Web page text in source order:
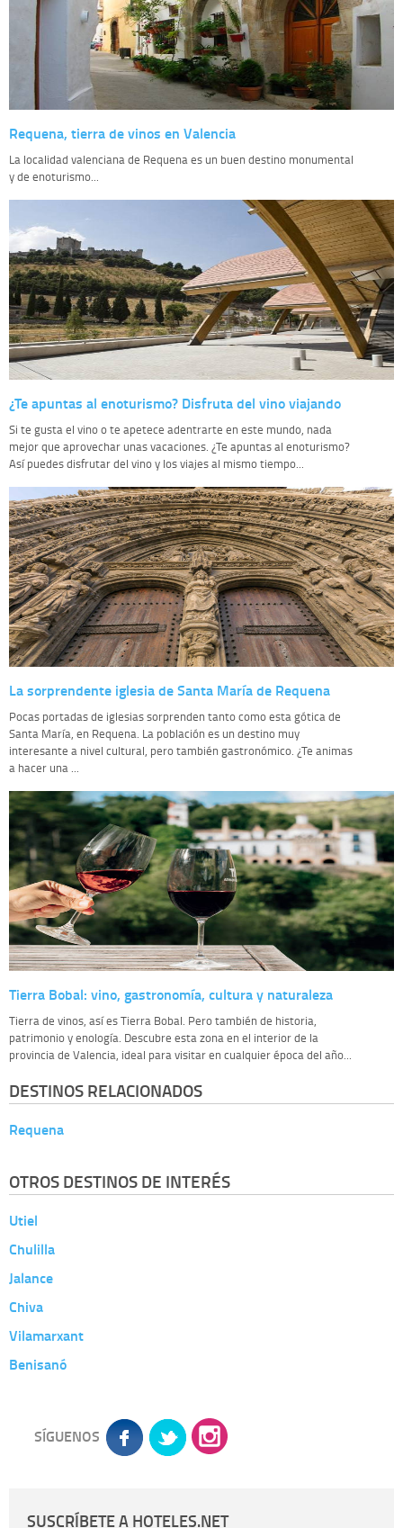
Requena, tierra de vinos en Valencia
La localidad valenciana de Requena es un buen destino monumental
y de enoturismo...
¿Te apuntas al enoturismo? Disfruta del vino viajando
Si te gusta el vino o te apetece adentrarte en este mundo, nada
mejor que aprovechar unas vacaciones. ¿Te apuntas al enoturismo?
Así puedes disfrutar del vino y los viajes al mismo tiempo...
La sorprendente iglesia de Santa María de Requena
Pocas portadas de iglesias sorprenden tanto como esta gótica de
Santa María, en Requena. La población es un destino muy
interesante a nivel cultural, pero también gastronómico. ¿Te animas
a hacer una ...
Tierra Bobal: vino, gastronomía, cultura y naturaleza
Tierra de vinos, así es Tierra Bobal. Pero también de historia,
patrimonio y enología. Descubre esta zona en el interior de la
provincia de Valencia, ideal para visitar en cualquier época del año...
DESTINOS RELACIONADOS
Requena
OTROS DESTINOS DE INTERÉS
Utiel
Chulilla
Jalance
Chiva
Vilamarxant
Benisanó
SÍGUENOS
SUSCRÍBETE A HOTELES.NET